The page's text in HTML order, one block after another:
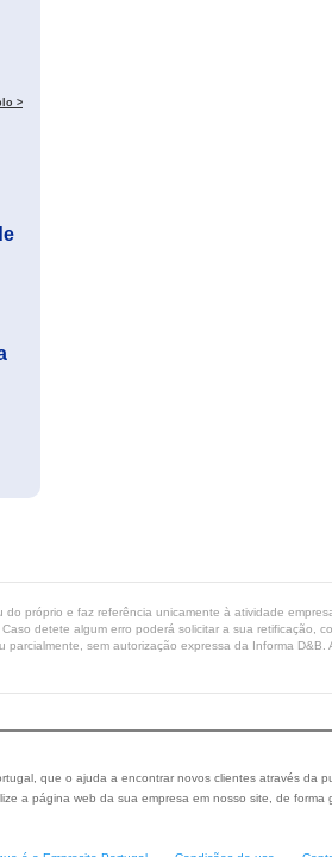
>
próprio e faz referência unicamente à atividade
detete algum erro poderá solicitar a sua retificação,
sem autorização expressa da Informa D&B.
que o ajuda a encontrar novos clientes através da
a página web da sua empresa em nosso site, de forma